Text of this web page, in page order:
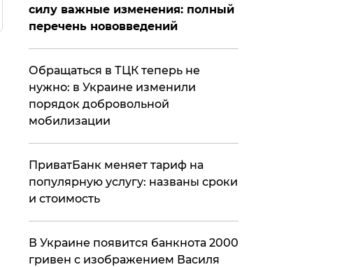
силу важные изменения: полный
перечень нововведений
Обращаться в ТЦК теперь не
нужно: в Украине изменили
порядок добровольной
мобилизации
ПриватБанк меняет тариф на
популярную услугу: названы сроки
и стоимость
В Украине появится банкнота 2000
гривен с изображением Василя